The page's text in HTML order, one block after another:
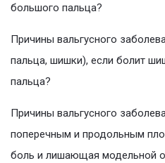
большого пальца?
Причины вальгусного
пальца, шишки), если болит
пальца?
Причины вальгусного
поперечным и продольным
боль и лишающая модельной